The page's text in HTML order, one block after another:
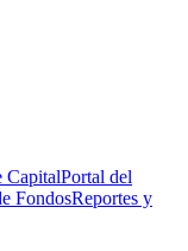
CapitalPortal del
FondosReportes y